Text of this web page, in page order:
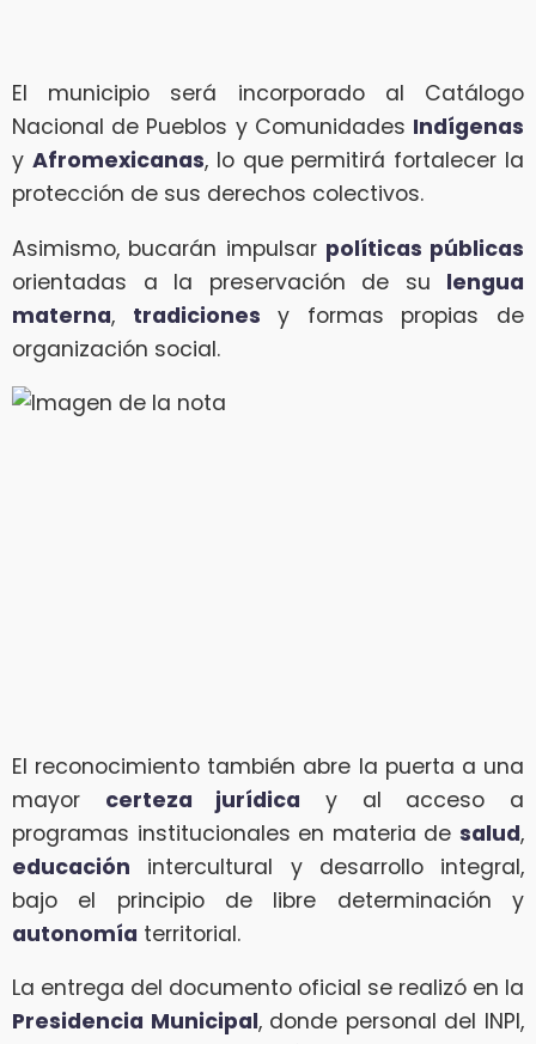
El municipio será incorporado al Catálogo
Nacional de Pueblos y Comunidades Indígenas
y Afromexicanas, lo que permitirá fortalecer la
protección de sus derechos colectivos.
Asimismo, bucarán impulsar políticas públicas
orientadas a la preservación de su lengua
materna, tradiciones y formas propias de
organización social.
El reconocimiento también abre la puerta a una
mayor certeza jurídica y al acceso a
programas institucionales en materia de salud,
educación intercultural y desarrollo integral,
bajo el principio de libre determinación y
autonomía territorial.
La entrega del documento oficial se realizó en la
Presidencia Municipal, donde personal del INPI,